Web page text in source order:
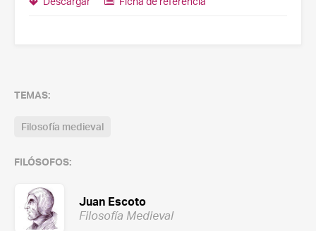
TEMAS:
Filosofía medieval
FILÓSOFOS:
Juan Escoto
Filosofía Medieval